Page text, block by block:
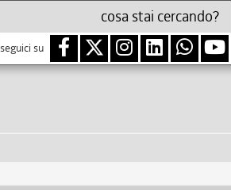
seguici su